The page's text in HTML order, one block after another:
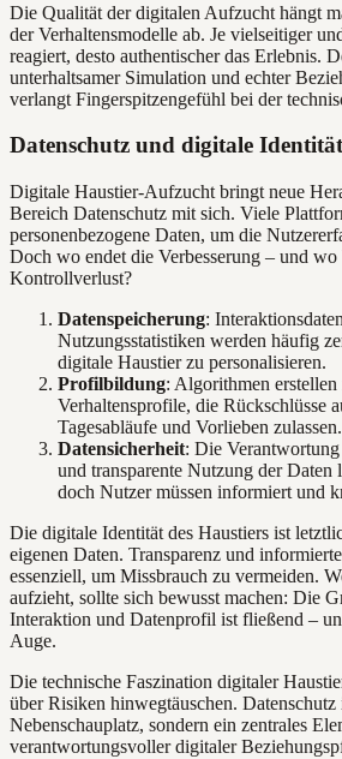
Die Qualität der digitalen Aufzucht hängt
der Verhaltensmodelle ab. Je vielseitiger
reagiert, desto authentischer das Erlebnis.
unterhaltsamer Simulation und echter
verlangt Fingerspitzengefühl bei der
Datenschutz und digitale
Digitale Haustier-Aufzucht bringt neue
Bereich Datenschutz mit sich. Viele
personenbezogene Daten, um die
Doch wo endet die Verbesserung – und
Kontrollverlust?
Datenspeicherung:
Nutzungsstatistiken werden häufig
digitale Haustier zu personalisieren.
Profilbildung: Algorithmen
Verhaltensprofile, die Rückschlüsse
Tagesabläufe und Vorlieben zulassen.
Datensicherheit: Die
und transparente Nutzung der Daten
doch Nutzer müssen informiert und
Die digitale Identität des Haustiers ist
eigenen Daten. Transparenz und
essenziell, um Missbrauch zu vermeiden.
aufzieht, sollte sich bewusst machen: Die
Interaktion und Datenprofil ist fließend –
Auge.
Die technische Faszination digitaler
über Risiken hinwegtäuschen. Datenschutz
Nebenschauplatz, sondern ein zentrales
verantwortungsvoller digitaler